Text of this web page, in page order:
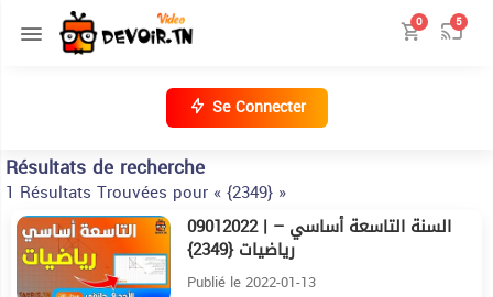
0 5
Se Connecter
Résultats de recherche
1 Résultats Trouvées pour « {2349} »
21:13 09012022 | السنة التاسعة أساسي –
رياضيات {2349}
Publié le 2022-01-13